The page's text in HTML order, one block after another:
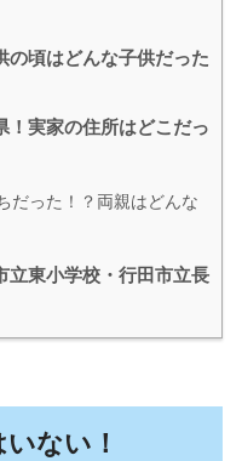
の頃はどんな子供だった
！実家の住所はどこだっ
だった！？両親はどんな
立東小学校・行田市立長
ない！